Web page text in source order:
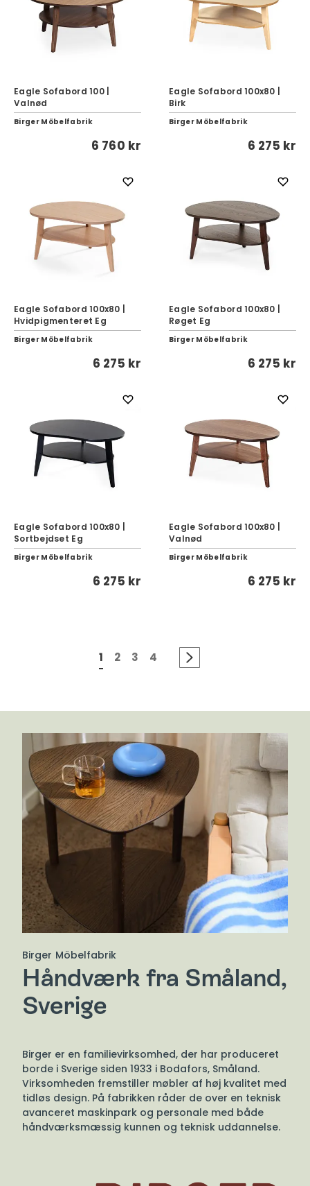
Eagle Sofabord 100 |
Valnød
Birger Möbelfabrik
6 760 kr
Eagle Sofabord 100x80 |
Birk
Birger Möbelfabrik
6 275 kr
Eagle Sofabord 100x80 |
Hvidpigmenteret Eg
Birger Möbelfabrik
6 275 kr
Eagle Sofabord 100x80 |
Røget Eg
Birger Möbelfabrik
6 275 kr
Eagle Sofabord 100x80 |
Sortbejdset Eg
Birger Möbelfabrik
6 275 kr
Eagle Sofabord 100x80 |
Valnød
Birger Möbelfabrik
6 275 kr
1 2 3 4
Birger Möbelfabrik
Håndværk fra Småland,
Sverige
Birger er en familievirksomhed, der har produceret
borde i Sverige siden 1933 i Bodafors, Småland.
Virksomheden fremstiller møbler af høj kvalitet med
tidløs design. På fabrikken råder de over en teknisk
avanceret maskinpark og personale med både
håndværksmæssig kunnen og teknisk uddannelse.